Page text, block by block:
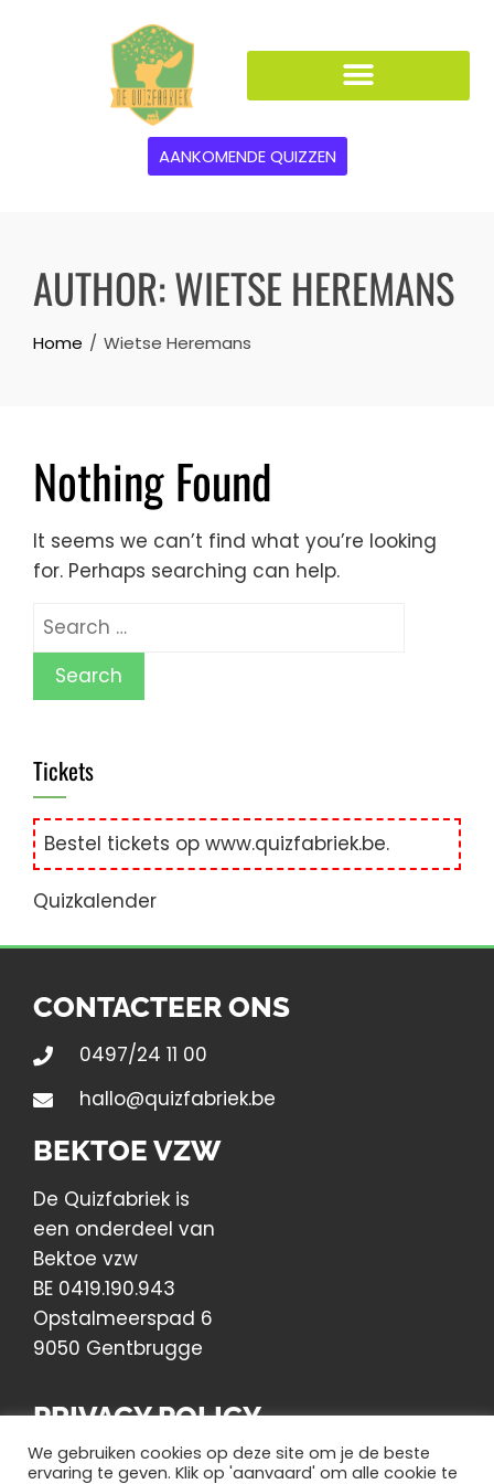
AANKOMENDE QUIZZEN
AUTHOR:WIETSE HEREMANS
Home Wietse Heremans
Nothing Found
It seems we can’t find what you’re looking
for. Perhaps searching can help.
Tickets
Bestel tickets op www.quizfabriek.be.
Quizkalender
CONTACTEER ONS
0497/24 11 00
hallo@quizfabriek.be
BEKTOE VZW
De Quizfabriek is
een onderdeel van
Bektoe vzw
BE 0419.190.943
Opstalmeerspad 6
9050 Gentbrugge
PRIVACY POLICY
Lees hier ons Privacy Beleid
We gebruiken cookies op deze site om je de beste
ervaring te geven. Klik op 'aanvaard' om alle cookie te